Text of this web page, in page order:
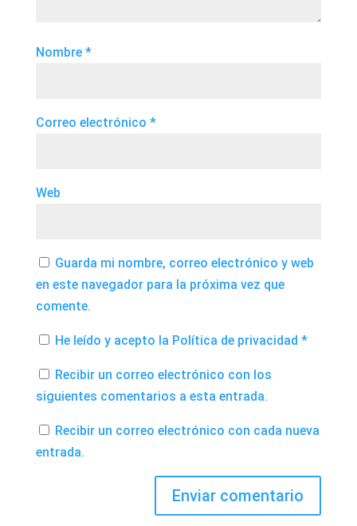
Nombre *
Correo electrónico *
Web
Guarda mi nombre, correo electrónico y web
en este navegador para la próxima vez que
comente.
He leído y acepto la Política de privacidad *
Recibir un correo electrónico con los
siguientes comentarios a esta entrada.
Recibir un correo electrónico con cada nueva
entrada.